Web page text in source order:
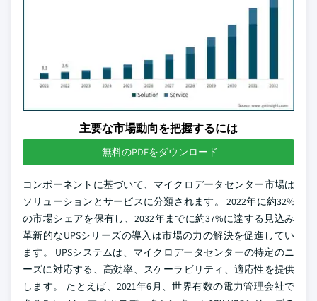
主要な市場動向を把握するには
無料のPDFをダウンロード
コンポーネントに基づいて、マイクロデータセンター市場は
ソリューションとサービスに分類されます。 2022年に約32%
の市場シェアを保有し、2032年までに約37%に達する見込み
革新的なUPSシリーズの導入は市場の力の解決を促進してい
ます。 UPSシステムは、マイクロデータセンターの特定のニ
ーズに対応する、高効率、スケーラビリティ、適応性を提供
します。 たとえば、2021年6月、世界有数の電力管理会社で